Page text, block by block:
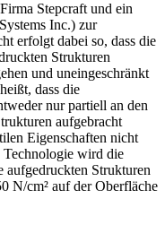
Stepcraft und ein
Inc.) zur
erfolgt dabei so, dass die
Strukturen
und uneingeschränkt
dass die
nur partiell an den
aufgebracht
Eigenschaften nicht
wird die
aufgedruckten Strukturen
N/cm² auf der Oberfläche